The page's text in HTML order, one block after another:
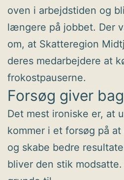
oven i arbejdstiden og
længere på jobbet. Der
om, at Skatteregion
deres medarbejdere at
frokostpauserne.
Forsøg giver
Det mest ironiske er, at
kommer i et forsøg på
og skabe bedre
bliver den stik